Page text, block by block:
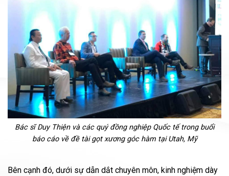
Bác sĩ Duy Thiện và các quý đồng nghiệp Quốc tế trong buổi
báo cáo về đề tài gọt xương góc hàm tại Utah, Mỹ
Bên cạnh đó, dưới sự dẫn dắt chuyên môn, kinh nghiệm dày